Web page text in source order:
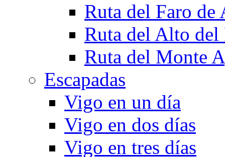
Ruta del Faro de
Ruta del Alto del
Ruta del Monte
Escapadas
Vigo en un día
Vigo en dos días
Vigo en tres días